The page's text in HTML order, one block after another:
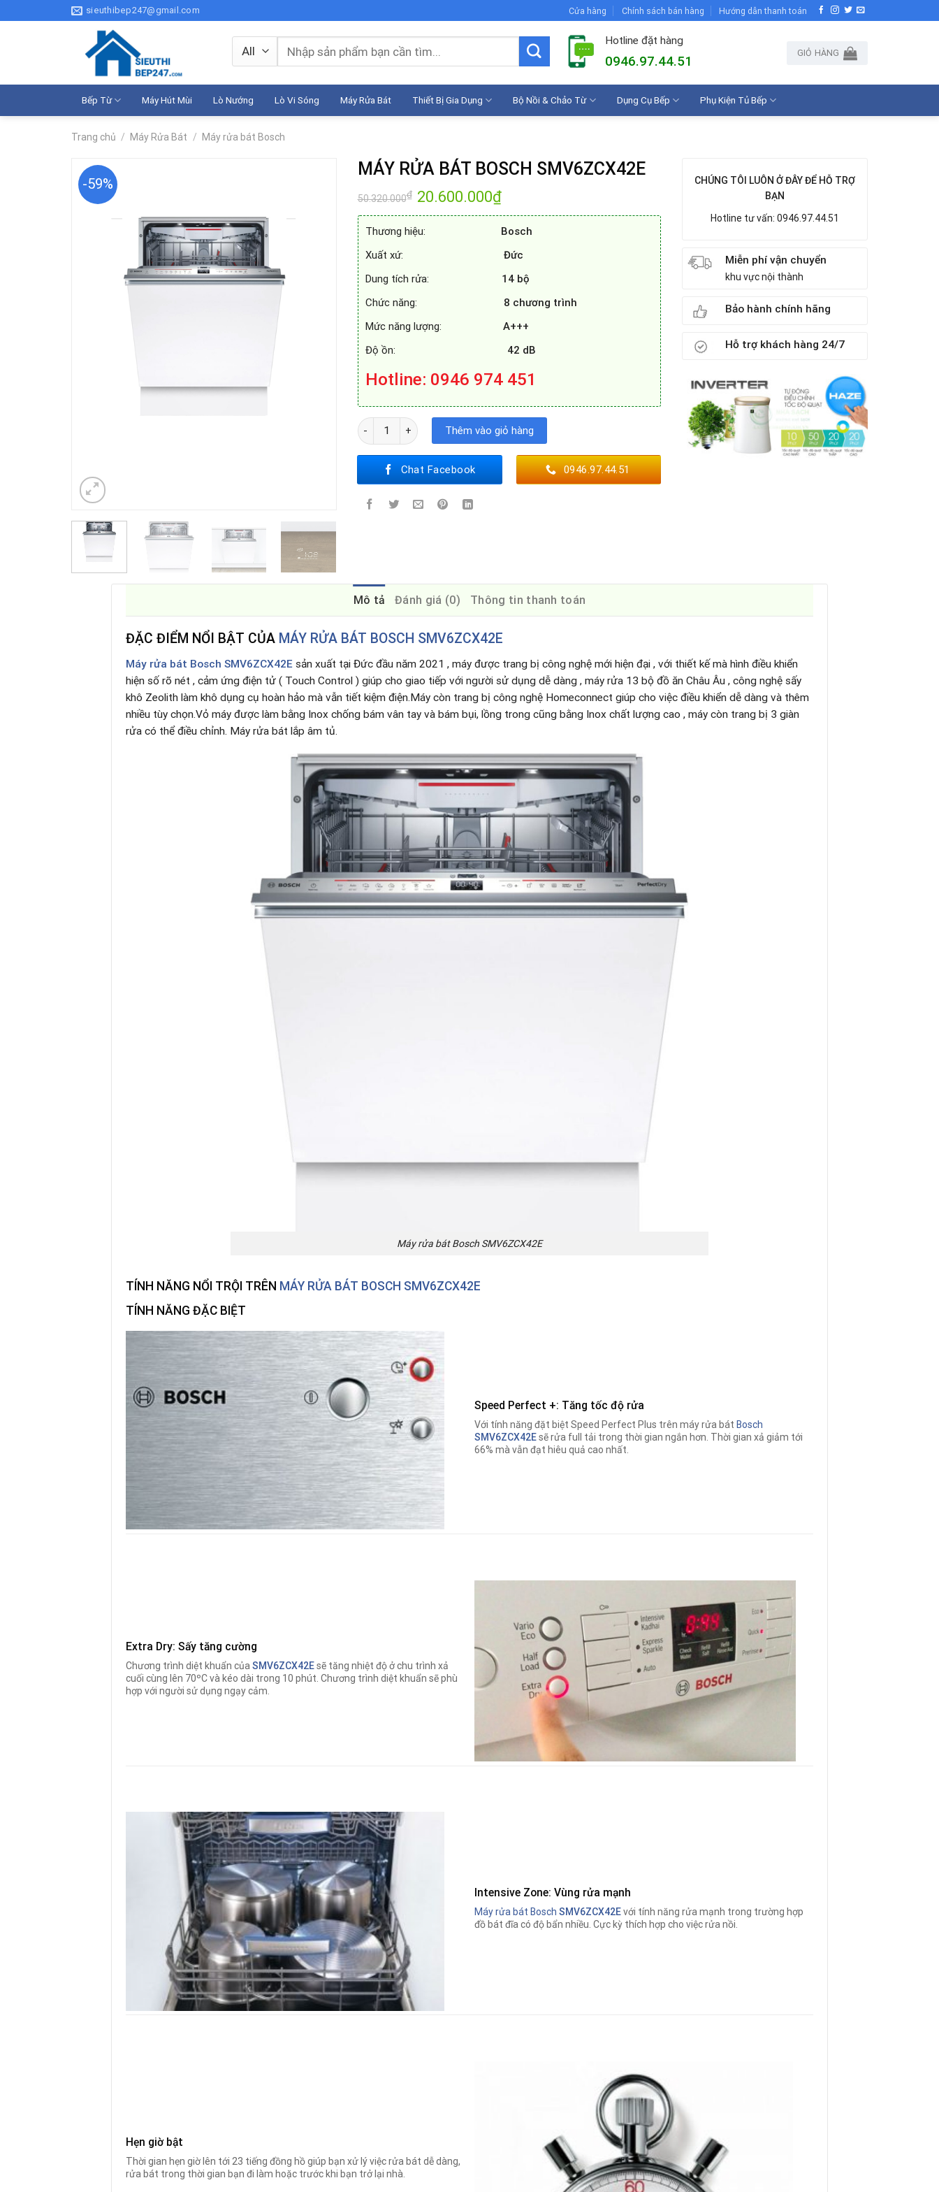
to
sieuthibep247@gmail.com Cửa hàng Chính sách bán hàng Hướng dẫn thanh toán
Tìm
kiếm:
Hotline đặt hàng
0946.97.44.51
GIỎ HÀNG
Bếp Từ Máy Hút Mùi Lò Nướng Lò Vi Sóng Máy Rửa Bát Thiết Bị Gia Dụng Bộ Nồi & Chảo Từ Dụng Cụ Bếp Phụ Kiện Tủ Bếp
Trang chủ / Máy Rửa Bát / Máy rửa bát Bosch
-59%
MÁY RỬA BÁT BOSCH SMV6ZCX42E
50.320.000₫ Giá
gốc
là:
20.600.000₫Giá
hiện
tại
20.600.000₫.
Thương hiệu: Bosch
Xuất xứ: Đức
Dung tích rửa: 14 bộ
Chức năng: 8 chương trình
Mức năng lượng: A+++
Độ ồn: 42 dB
Hotline: 0946 974 451
MÁY RỬA BÁT BOSCH SMV6ZCX42E số lượng
Thêm vào giỏ hàng
Chat Facebook 0946.97.44.51
CHÚNG TÔI LUÔN Ở ĐÂY ĐỂ HỖ TRỢ
BẠN
Hotline tư vấn: 0946.97.44.51
Miễn phí vận chuyển
khu vực nội thành
Bảo hành chính hãng
Hỗ trợ khách hàng 24/7
Mô tả Đánh giá (0) Thông tin thanh toán
ĐẶC ĐIỂM NỔI BẬT CỦA MÁY RỬA BÁT BOSCH SMV6ZCX42E
Máy rửa bát Bosch SMV6ZCX42E sản xuất tại Đức đầu năm 2021 , máy được trang bị công nghệ mới hiện đại , với thiết kế mà hình điều khiển
hiện số rõ nét , cảm ứng điện tử ( Touch Control ) giúp cho giao tiếp với người sử dụng dễ dàng , máy rửa 13 bộ đồ ăn Châu Âu , công nghệ sấy
khô Zeolith làm khô dụng cụ hoàn hảo mà vẫn tiết kiệm điện.Máy còn trang bị công nghệ Homeconnect giúp cho việc điều khiển dễ dàng và thêm
nhiều tùy chọn.Vỏ máy được làm bằng Inox chống bám vân tay và bám bụi, lồng trong cũng bằng Inox chất lượng cao , máy còn trang bị 3 giàn
rửa có thể điều chỉnh. Máy rửa bát lắp âm tủ.
Máy rửa bát Bosch SMV6ZCX42E
TÍNH NĂNG NỔI TRỘI TRÊN MÁY RỬA BÁT BOSCH SMV6ZCX42E
TÍNH NĂNG ĐẶC BIỆT
Speed Perfect +: Tăng tốc độ rửa
Với tính năng đặt biệt Speed Perfect Plus trên máy rửa bát Bosch
SMV6ZCX42Esẽ rửa full tải trong thời gian ngắn hơn. Thời gian xả giảm tới
66% mà vẫn đạt hiêu quả cao nhất.
Extra Dry: Sấy tăng cường
Chương trình diệt khuẩn của SMV6ZCX42Esẽ tăng nhiệt độ ở chu trình xả
cuối cùng lên 70ºC và kéo dài trong 10 phút. Chương trình diệt khuẩn sẽ phù
hợp với người sử dụng ngạy cảm.
Intensive Zone: Vùng rửa mạnh
Máy rửa bát Bosch SMV6ZCX42Evới tính năng rửa mạnh trong trường hợp
đồ bát đĩa có độ bẩn nhiều. Cực kỳ thích hợp cho việc rửa nồi.
Hẹn giờ bật
Thời gian hẹn giờ lên tới 23 tiếng đồng hồ giúp bạn xử lý việc rửa bát dễ dàng,
rửa bát trong thời gian bạn đi làm hoặc trước khi bạn trở lại nhà.